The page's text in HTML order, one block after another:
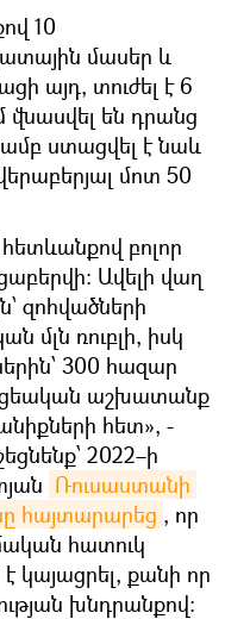
10
մասեր և
այդ, տուժել է 6
վնասվել են դրանց
ստացվել է նաև
մոտ 50
բոլոր
Ավելի վաղ
զոհվածների
մլն ռուբլի, իսկ
300 հազար
աշխատանք
հետ», -
2022–ի
Ռուսաստանի
հայտարարեց , որ
հատուկ
է կայացրել, քանի որ
խնդրանքով։